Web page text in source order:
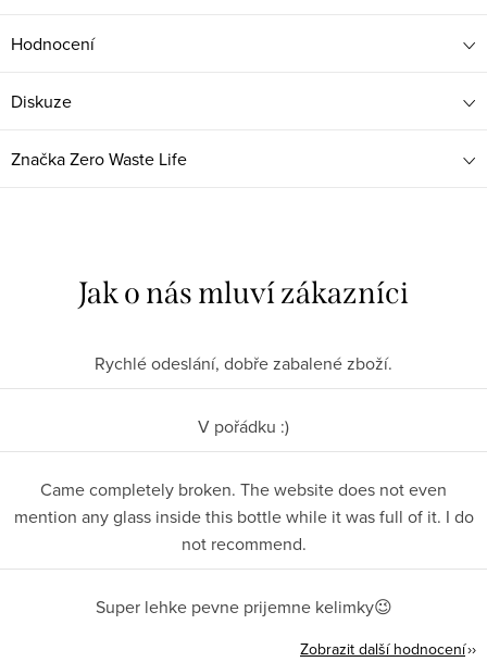
Hodnocení
Diskuze
ZnačkaZero Waste Life
Rychlé odeslání, dobře zabalené zboží.
V pořádku :)
Came completely broken. The website does not even
mention any glass inside this bottle while it was full of it. I do
not recommend.
Super lehke pevne prijemne kelimky😉
Zobrazit další hodnocení